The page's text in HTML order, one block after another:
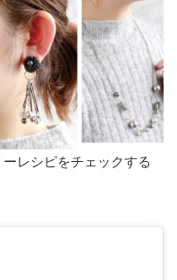
レシピをチェックする